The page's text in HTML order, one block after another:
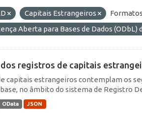
Capitais Estrangeiros
Aberta para Bases de Dados (ODbL)
registros de capitais
capitais estrangeiros contemplam os
no âmbito do sistema de Registro
OData JSON